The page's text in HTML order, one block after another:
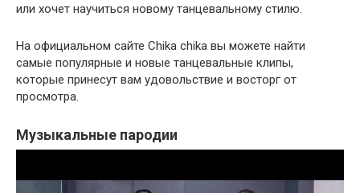
или хочет научиться новому танцевальному стилю.
На официальном сайте Chika chika вы можете найти
самые популярные и новые танцевальные клипы,
которые принесут вам удовольствие и восторг от
просмотра.
Музыкальные пародии